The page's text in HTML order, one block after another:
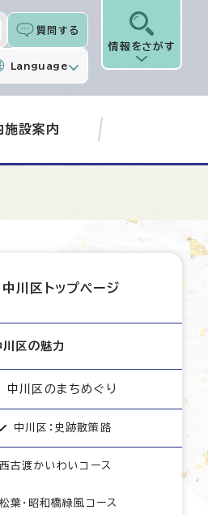
質問する
Language
情報をさがす
施設案内
中川区トップページ
川区の魅力
中川区のまちめぐり
中川区：史跡散策路
西古渡かいわいコース
松葉・昭和橋緑風コース